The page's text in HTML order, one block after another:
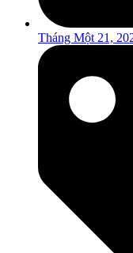
Tháng Một 21,